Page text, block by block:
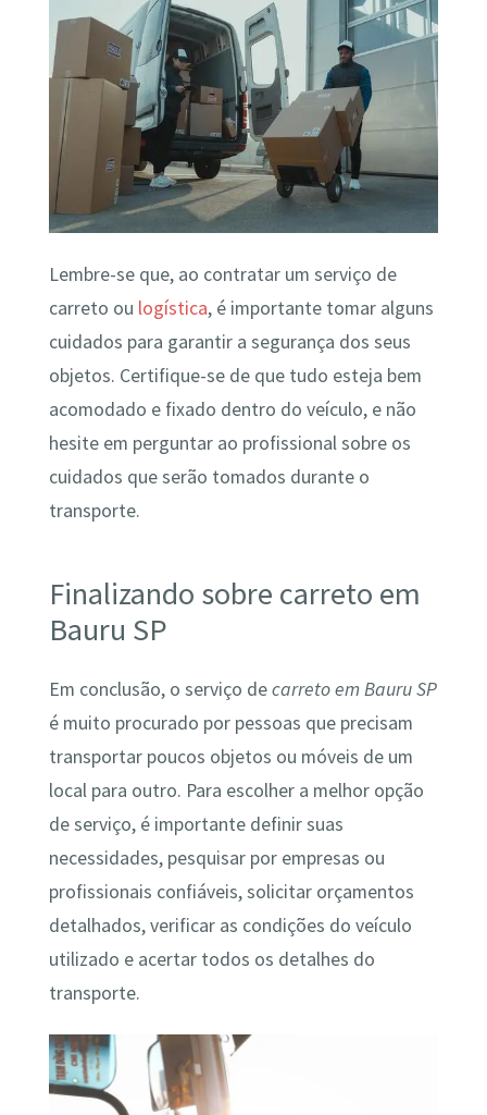
Lembre-se que, ao contratar um serviço de
carreto ou logística, é importante tomar alguns
cuidados para garantir a segurança dos seus
objetos. Certifique-se de que tudo esteja bem
acomodado e fixado dentro do veículo, e não
hesite em perguntar ao profissional sobre os
cuidados que serão tomados durante o
transporte.
Finalizando sobre carreto em
Bauru SP
Em conclusão, o serviço decarreto em Bauru SP
é muito procurado por pessoas que precisam
transportar poucos objetos ou móveis de um
local para outro. Para escolher a melhor opção
de serviço, é importante definir suas
necessidades, pesquisar por empresas ou
profissionais confiáveis, solicitar orçamentos
detalhados, verificar as condições do veículo
utilizado e acertar todos os detalhes do
transporte.